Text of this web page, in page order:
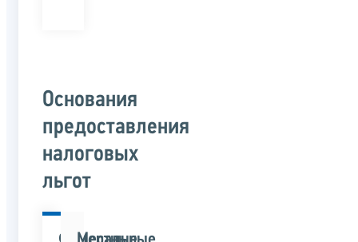
Основания
предоставления
налоговых
льгот